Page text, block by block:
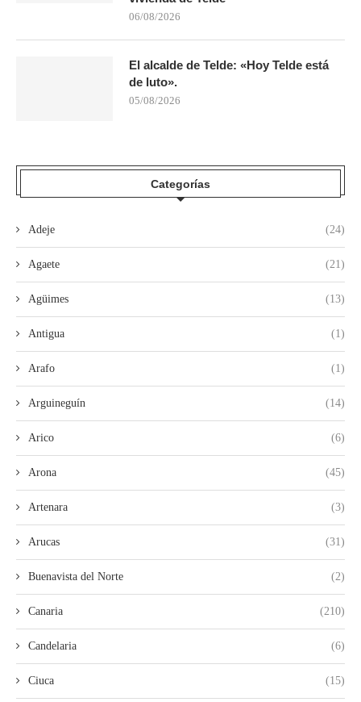
06/08/2026
El alcalde de Telde: «Hoy Telde está
de luto».
05/08/2026
Categorías
Adeje (24)
Agaete (21)
Agüimes (13)
Antigua (1)
Arafo (1)
Arguineguín (14)
Arico (6)
Arona (45)
Artenara (3)
Arucas (31)
Buenavista del Norte (2)
Canaria (210)
Candelaria (6)
Ciuca (15)